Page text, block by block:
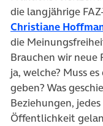
die langjährige
Christiane
die
Brauchen wir neue
ja, welche? Muss
geben? Was
Beziehungen,
Öffentlichkeit